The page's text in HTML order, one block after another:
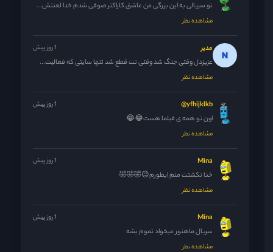
تو سریالی به این بزرگی من عاشق کاراکتر صوفی شدم خدا لعنتش...
مشاهده نظر
مدیر 1 روز پیش
عزیزدل وقتی جنگ شد وقتی نت قطع شد تنها سایتی که فعالیت...
مشاهده نظر
yfhijklkb@ 1 روز پیش
اون تو همه ی فیلما هست😂😂
مشاهده نظر
Mina 1 روز پیش
خدا نکشتت منم ایطورم😉🤣🤣🤣
مشاهده نظر
Mina 1 روز پیش
سریال ماهنور میخواد تموم بشه
مشاهده نظر